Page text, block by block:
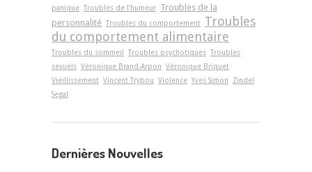
panique Troubles de l'humeur Troubles de la
personnalité Troubles du comportement Troubles
du comportement alimentaire
Troubles du sommeil Troubles psychotiques Troubles
sexuels Véronique Brand-Arpon Véronique Briquet
Vieillissement Vincent Trybou Violence Yves Simon
Zindel
Segal
Dernières Nouvelles